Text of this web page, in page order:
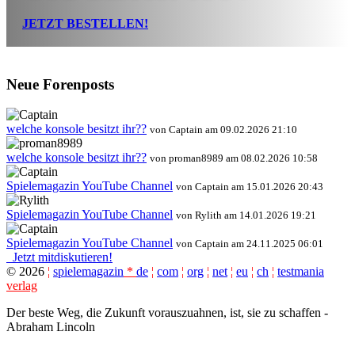
JETZT BESTELLEN!
Neue Forenposts
welche konsole besitzt ihr?? von Captain am 09.02.2026 21:10
welche konsole besitzt ihr?? von proman8989 am 08.02.2026 10:58
Spielemagazin YouTube Channel von Captain am 15.01.2026 20:43
Spielemagazin YouTube Channel von Rylith am 14.01.2026 19:21
Spielemagazin YouTube Channel von Captain am 24.11.2025 06:01
Jetzt mitdiskutieren!
© 2026 ¦ spielemagazin * de ¦ com ¦ org ¦ net ¦ eu ¦ ch ¦ testmania
verlag
Der beste Weg, die Zukunft vorauszuahnen, ist, sie zu schaffen -
Abraham Lincoln